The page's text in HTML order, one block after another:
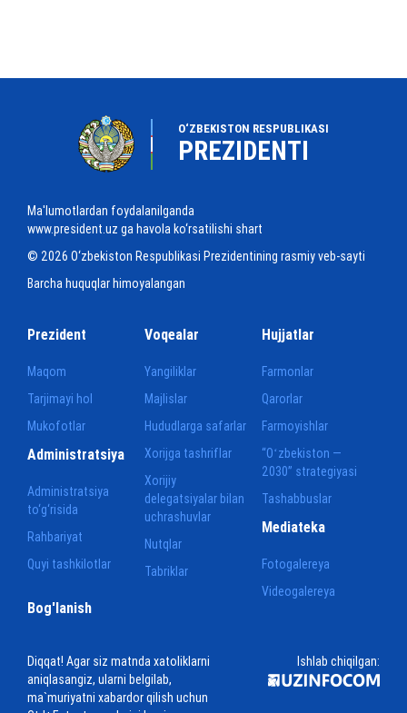
O‘ZBEKISTON RESPUBLIKASI
PREZIDENTI
Ma'lumotlardan foydalanilganda
www.president.uz ga havola ko‘rsatilishi shart
© 2026 O‘zbekiston Respublikasi Prezidentining rasmiy veb-sayti
Barcha huquqlar himoyalangan
Prezident
Maqom
Tarjimayi hol
Mukofotlar
Voqealar
Yangiliklar
Majlislar
Hududlarga safarlar
Xorijga tashriflar
Xorijiy
delegatsiyalar bilan
uchrashuvlar
Nutqlar
Tabriklar
Hujjatlar
Farmonlar
Qarorlar
Farmoyishlar
“Oʻzbekiston —
2030” strategiyasi
Tashabbuslar
Administratsiya
Administratsiya
to‘g‘risida
Rahbariyat
Quyi tashkilotlar
Mediateka
Fotogalereya
Videogalereya
Bog'lanish
Diqqat! Agar siz matnda xatoliklarni
aniqlasangiz, ularni belgilab,
ma`muriyatni xabardor qilish uchun
Ishlab chiqilgan: